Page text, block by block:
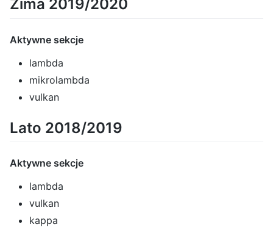
Zima 2019/2020
Aktywne sekcje
lambda
mikrolambda
vulkan
Lato 2018/2019
Aktywne sekcje
lambda
vulkan
kappa